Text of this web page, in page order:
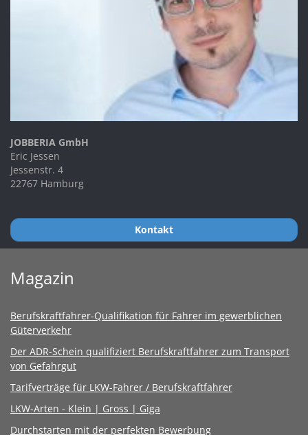
JOBBERIA GmbH
Eric Jessen
Jessenstr. 4
22767 Hamburg
Kontakt
Magazin
Berufskraftfahrer-Qualifikation für Fahrer im gewerblichen
Güterverkehr
Der ADR-Schein qualifiziert Berufskraftfahrer zum Transport
von Gefahrgut
Tarifverträge für LKW-Fahrer / Berufskraftfahrer
LKW-Arten - Klein | Gross | Giga
Durchstarten mit der perfekten Bewerbung